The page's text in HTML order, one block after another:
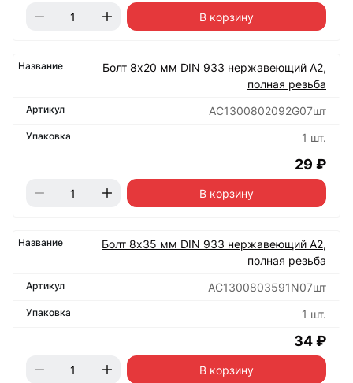
В корзину
Болт 8х20 мм DIN 933 нержавеющий А2,
полная резьба
АС1300802092G07шт
1 шт.
29 ₽
В корзину
Болт 8х35 мм DIN 933 нержавеющий А2,
полная резьба
АС1300803591N07шт
1 шт.
34 ₽
В корзину